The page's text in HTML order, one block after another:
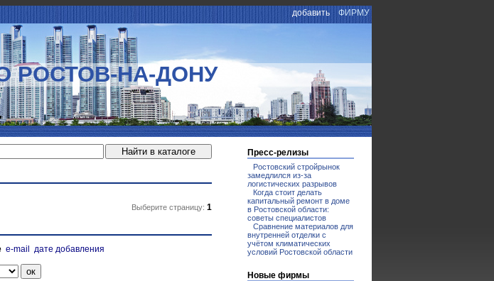
добавить ФИРМУ
РОСТОВ-НА-ДОНУ
Выберите страницу: 1
e-mail дате добавления
Пресс-релизы
Ростовский стройрынок
замедлился из-за
логистических разрывов
Когда стоит делать
капитальный ремонт в доме
в Ростовской области:
советы специалистов
Сравнение материалов для
внутренней отделки с
учётом климатических
условий Ростовской области
Новые фирмы